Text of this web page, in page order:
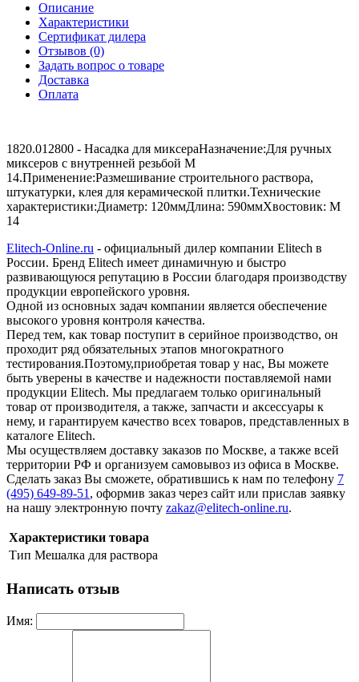
Описание
Характеристики
Сертификат дилера
Отзывов (0)
Задать вопрос о товаре
Доставка
Оплата
1820.012800 - Насадка для миксераНазначение:Для ручных
миксеров с внутренней резьбой М
14.Применение:Размешивание строительного раствора,
штукатурки, клея для керамической плитки.Технические
характеристики:Диаметр: 120ммДлина: 590ммХвостовик: М
14
Elitech-Online.ru - официальный дилер компании Elitech в
России. Бренд Elitech имеет динамичную и быстро
развивающуюся репутацию в России благодаря производству
продукции европейского уровня.
Одной из основных задач компании является обеспечение
высокого уровня контроля качества.
Перед тем, как товар поступит в серийное производство, он
проходит ряд обязательных этапов многократного
тестирования.Поэтому,приобретая товар у нас, Вы можете
быть уверены в качестве и надежности поставляемой нами
продукции Elitech. Мы предлагаем только оригинальный
товар от производителя, а также, запчасти и аксессуары к
нему, и гарантируем качество всех товаров, представленных в
каталоге Elitech.
Мы осуществляем доставку заказов по Москве, а также всей
территории РФ и организуем самовывоз из офиса в Москве.
Сделать заказ Вы сможете, обратившись к нам по телефону 7
(495) 649-89-51 , оформив заказ через сайт или прислав заявку
на нашу электронную почту zakaz@elitech-online.ru.
Характеристики товара
Тип Mешалка для раствора
Написать отзыв
Имя: